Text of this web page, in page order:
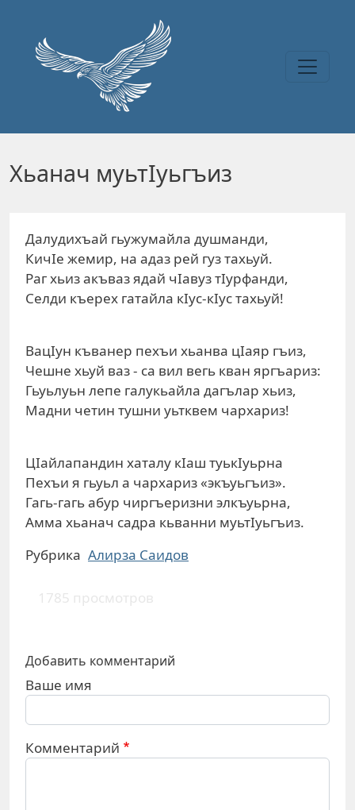
Хьанач муьтIуьгъиз
Далудихъай гьужумайла душманди,
КичIе жемир, на адаз рей гуз тахьуй.
Раг хьиз акъваз ядай чIавуз тIурфанди,
Селди къерех гатайла кIус-кIус тахьуй!
ВацIун къванер пехъи хьанва цIаяр гъиз,
Чешне хьуй ваз - са вил вегь кван яргъариз:
Гьуьлуьн лепе галукьайла дагълар хьиз,
Мадни четин тушни уьтквем чархариз!
ЦIайлапандин хаталу кIаш туькIуьрна
Пехъи я гьуьл а чархариз «экъуьгъиз».
Гагь-гагь абур чиргъеризни элкъуьрна,
Амма хьанач садра кьванни муьтIуьгъиз.
Рубрика Алирза Саидов
1785 просмотров
Добавить комментарий
Ваше имя
Комментарий